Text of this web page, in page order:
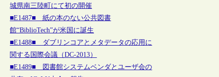
城県南三陸町にて初の開催
■E1487■ 紙の本のない公共図書
館“BiblioTech”が米国に誕生
■E1488■ ダブリンコアとメタデータの応用に
関する国際会議（DC-2013）
■E1489■ 図書館システムベンダとユーザ会の